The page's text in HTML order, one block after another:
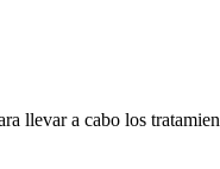
llevar a cabo los